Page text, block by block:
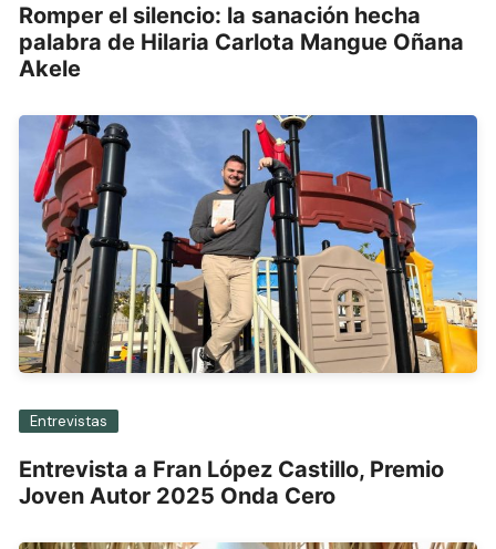
Romper el silencio: la sanación hecha
palabra de Hilaria Carlota Mangue Oñana
Akele
Entrevistas
Entrevista a Fran López Castillo, Premio
Joven Autor 2025 Onda Cero